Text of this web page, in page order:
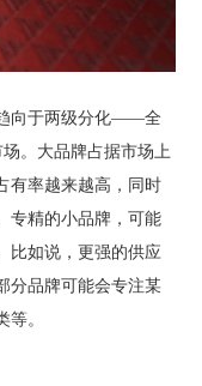
向于两级分化——全
。大品牌占据市场上
有率越来越高，同时
专精的小品牌，可能
比如说，更强的供应
分品牌可能会专注某
。